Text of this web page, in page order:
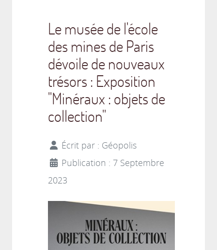
Le musée de l'école
des mines de Paris
dévoile de nouveaux
trésors : Exposition
"Minéraux : objets de
collection"
Écrit par : Géopolis
Publication : 7 Septembre
2023